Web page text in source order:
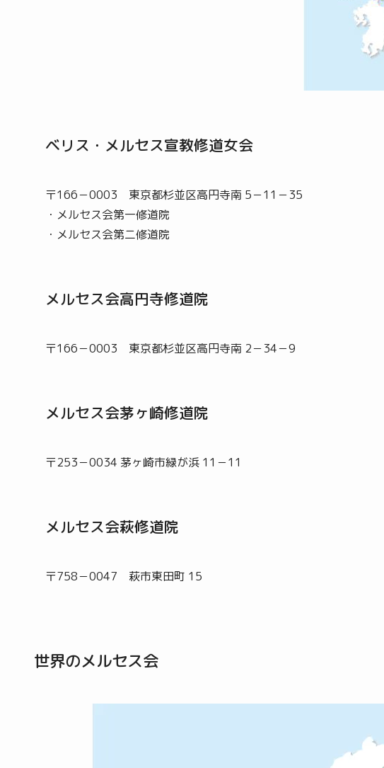
ベリス・メルセス宣教修道女会
〒166－0003 東京都杉並区高円寺南 5－11－35
・メルセス会第一修道院
・メルセス会第二修道院
メルセス会高円寺修道院
〒166－0003 東京都杉並区高円寺南 2－34－9
メルセス会茅ヶ崎修道院
〒253－0034 茅ヶ崎市緑が浜 11－11
メルセス会萩修道院
〒758－0047 萩市東田町 15
世界のメルセス会